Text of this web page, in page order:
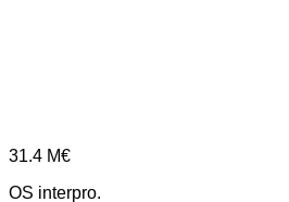
31.4 M€
OS interpro.